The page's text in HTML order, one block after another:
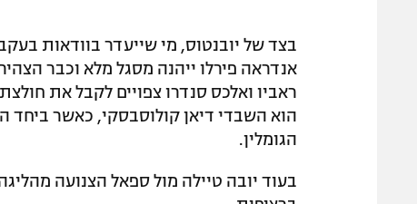
בצד של יובנטוס, מי שייעדר בוודאות
ראביו ואלכס סנדרו צפויים לקבל את
הוא השבדי דיאן קולוסבסקי, כאשר ביחד
הגומלין.
בעוד יובה טיילה מול ספאל הצנועה